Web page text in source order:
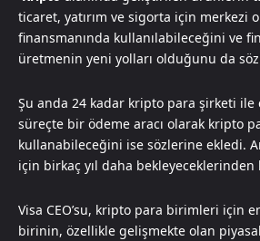
ticaret, yatırım ve sigorta için merkezi
finansmanında kullanılabileceğini ve
üretmenin yeni yolları olduğunu da
Şu anda 24 kadar kripto para şirketi ile
süreçte bir ödeme aracı olarak kripto
kullanabileceğini ise sözlerine ekledi.
için birkaç yıl daha bekleyeceklerinden
Visa CEO’su, kripto para birimleri için
birinin, özellikle gelişmekte olan